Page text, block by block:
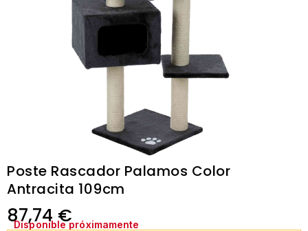
Poste Rascador Palamos Color
Antracita 109cm
87,74 €
Disponible próximamente